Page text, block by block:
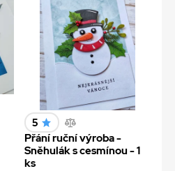
5
Přání ruční výroba -
Sněhulák s cesmínou - 1
ks